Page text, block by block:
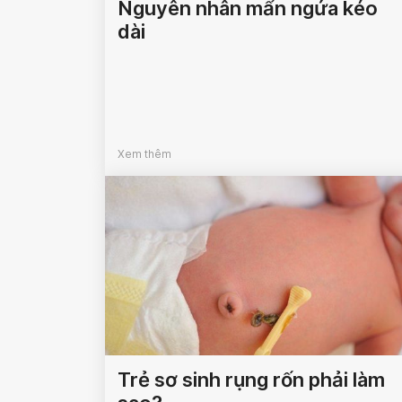
Nguyên nhân mẩn ngứa kéo
dài
Xem thêm
Trẻ sơ sinh rụng rốn phải làm